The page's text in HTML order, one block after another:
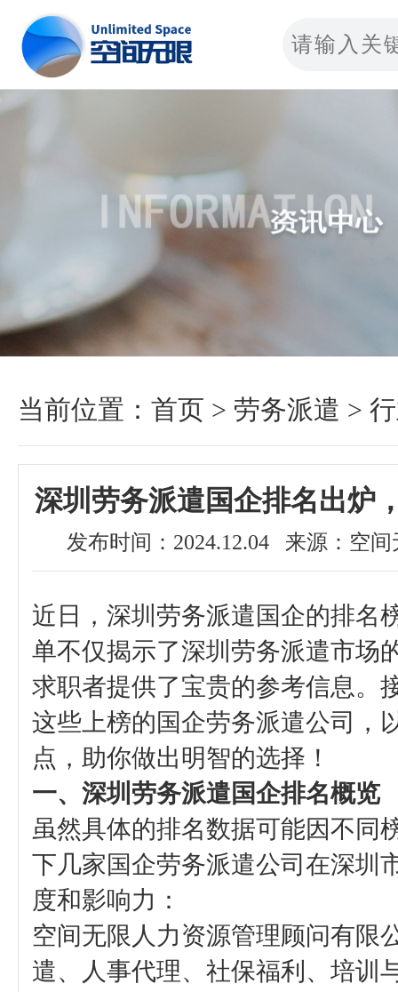
当前位置： 首页 > 劳务派遣 >
遣国企排名出炉，优势特点助
深圳劳务派遣国企排名出炉
发布时间：2024.12.04 来源：空
近日，深圳劳务派遣国企的排名
单不仅揭示了深圳劳务派遣市场
求职者提供了宝贵的参考信息。
这些上榜的国企劳务派遣公司，
点，助你做出明智的选择！
一、深圳劳务派遣国企排名概览
虽然具体的排名数据可能因不同
下几家国企劳务派遣公司在深圳
度和影响力：
空间无限人力资源管理顾问有限
遣、人事代理、社保福利、培训